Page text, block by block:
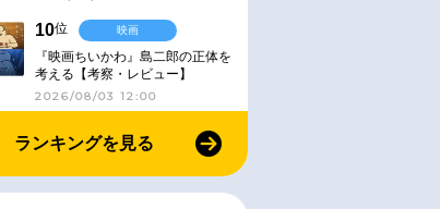
10位
『映画ちいかわ』島二郎の正体を
考える【考察・レビュー】
2026/08/03 12:00
映画
ランキングを見る